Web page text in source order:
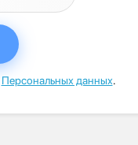
Персональных данных.